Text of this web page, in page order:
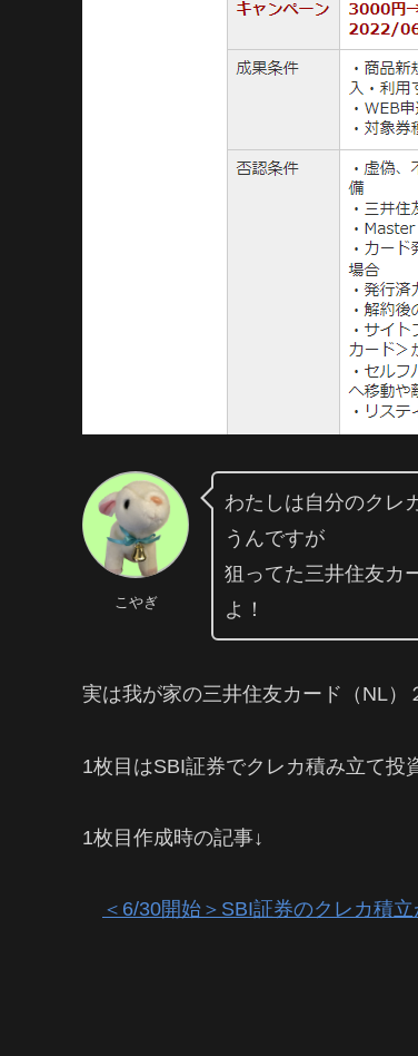
こやぎ
わたしは自分のクレ
うんですが
狙ってた三井住友カ
よ！
実は我が家の三井住友カード（NL）
1枚目はSBI証券でクレカ積み立て投
1枚目作成時の記事↓
＜6/30開始＞SBI証券のクレカ積